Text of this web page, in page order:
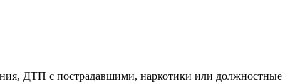
ДТП с пострадавшими, наркотики или должностные